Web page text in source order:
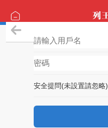
安全提問(未設置請忽略)